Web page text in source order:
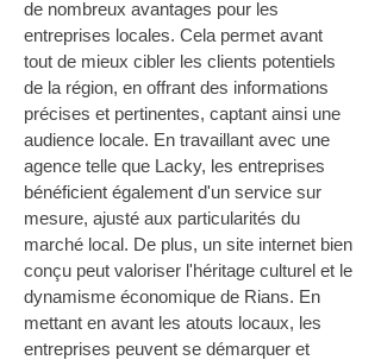
de nombreux avantages pour les
entreprises locales. Cela permet avant
tout de mieux cibler les clients potentiels
de la région, en offrant des informations
précises et pertinentes, captant ainsi une
audience locale. En travaillant avec une
agence telle que Lacky, les entreprises
bénéficient également d'un service sur
mesure, ajusté aux particularités du
marché local. De plus, un site internet bien
conçu peut valoriser l'héritage culturel et le
dynamisme économique de Rians. En
mettant en avant les atouts locaux, les
entreprises peuvent se démarquer et